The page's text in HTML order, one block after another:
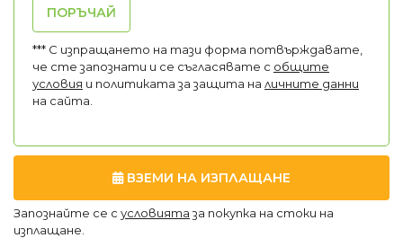
ПОРЪЧАЙ
*** С изпращането на тази форма потвърждавате,
че сте запознати и се съгласявате с общите
условия и политиката за защита на личните данни
на сайта.
ВЗЕМИ НА ИЗПЛАЩАНЕ
Запознайте се с условията за покупка на стоки на
изплащане.